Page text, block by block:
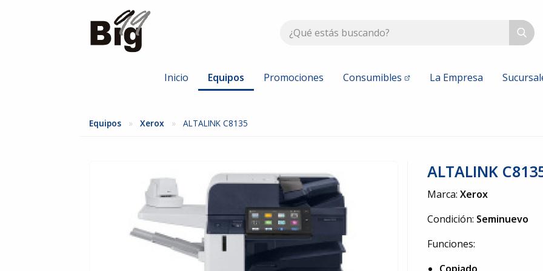
Inicio Equipos
Todas las marcas Canon
Seminuevos
Toshiba
Seminuevos
HP
Promociones Consumibles La Empresa
Equipos Xerox ALTALINK C8135
ALTALINK
Marca: Xerox
Condición: Seminuevo
Funciones: